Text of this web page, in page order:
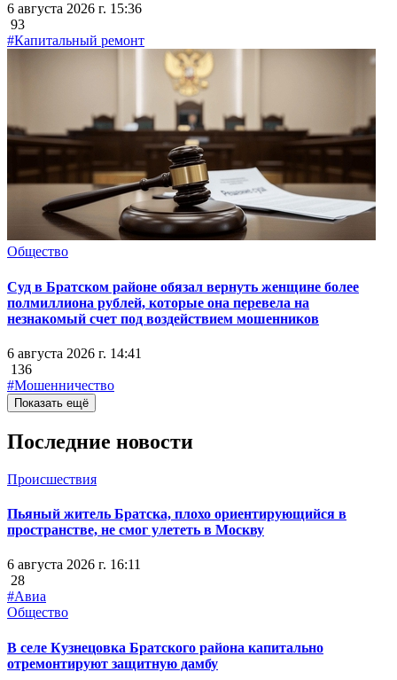
6 августа 2026 г. 15:36
93
#Капитальный ремонт
Общество
Суд в Братском районе обязал вернуть женщине более
полмиллиона рублей, которые она перевела на
незнакомый счет под воздействием мошенников
6 августа 2026 г. 14:41
136
#Мошенничество
Показать ещё
Последние новости
Происшествия
Пьяный житель Братска, плохо ориентирующийся в
пространстве, не смог улететь в Москву
6 августа 2026 г. 16:11
28
#Авиа
Общество
В селе Кузнецовка Братского района капитально
отремонтируют защитную дамбу